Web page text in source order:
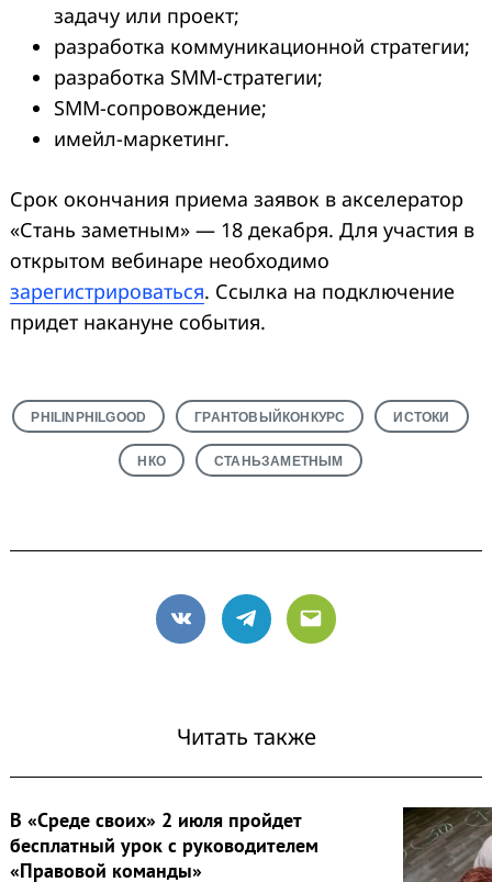
задачу или проект;
разработка коммуникационной стратегии;
разработка SMM-стратегии;
SMM-сопровождение;
имейл-маркетинг.
Срок окончания приема заявок в акселератор
«Стань заметным» — 18 декабря. Для участия в
открытом вебинаре необходимо
зарегистрироваться. Ссылка на подключение
придет накануне события.
PHILINPHILGOOD ГРАНТОВЫЙКОНКУРС ИСТОКИ
НКО СТАНЬЗАМЕТНЫМ
VK Telegram
Email
Читать также
В «Среде своих» 2 июля пройдет
бесплатный урок с руководителем
«Правовой команды»